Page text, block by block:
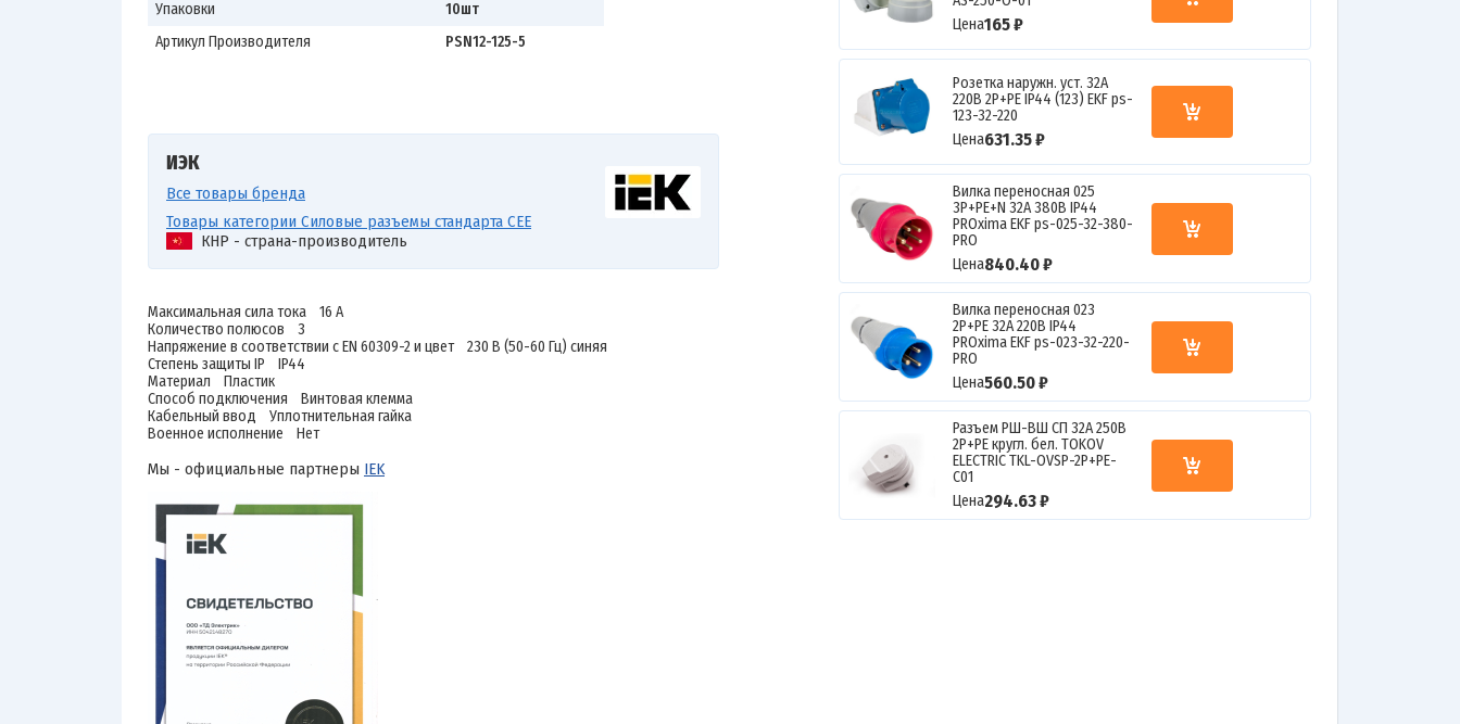
Упаковки
10шт
Артикул Производителя
PSN12-125-5
ИЭК
Все товары бренда
Товары категории Силовые разъемы стандарта CEE
КНР - страна-производитель
Максимальная сила тока 16 А
Количество полюсов 3
Напряжение в соответствии с EN 60309-2 и цвет 230 В (50-60 Гц) синяя
Степень защиты IP IP44
Материал Пластик
Способ подключения Винтовая клемма
Кабельный ввод Уплотнительная гайка
Военное исполнение Нет
Мы - официальные партнеры IEK
Цена165 ₽
Розетка наружн. уст. 32А
220В 2P+РЕ IP44 (123) EKF ps-
123-32-220
Цена631.35 ₽
Вилка переносная 025
3Р+РЕ+N 32А 380В IP44
PROxima EKF ps-025-32-380-
PRO
Цена840.40 ₽
Вилка переносная 023
2Р+РЕ 32А 220В IP44
PROxima EKF ps-023-32-220-
PRO
Цена560.50 ₽
Разъем РШ-ВШ СП 32А 250В
2P+PE кругл. бел. TOKOV
ELECTRIC TKL-OVSP-2P+PE-
C01
Цена294.63 ₽